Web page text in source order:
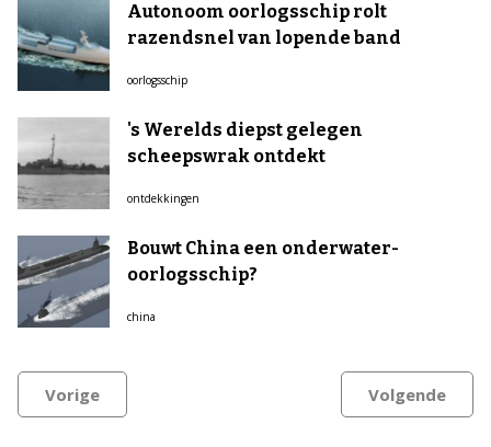
Autonoom oorlogsschip rolt
razendsnel van lopende band
oorlogsschip
's Werelds diepst gelegen
scheepswrak ontdekt
ontdekkingen
Bouwt China een onderwater-
oorlogsschip?
china
Vorige Volgende